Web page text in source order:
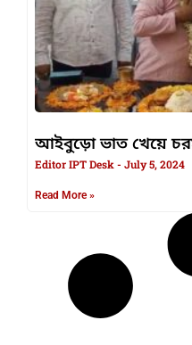
আইবুড়ো ভাত খেয়ে
Editor IPT Desk July 5, 2024
Read More »